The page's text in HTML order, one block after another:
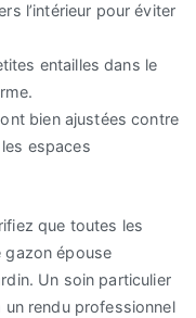
l’intérieur pour éviter
entailles dans le
bien ajustées contre
espaces
que toutes les
gazon épouse
Un soin particulier
rendu professionnel